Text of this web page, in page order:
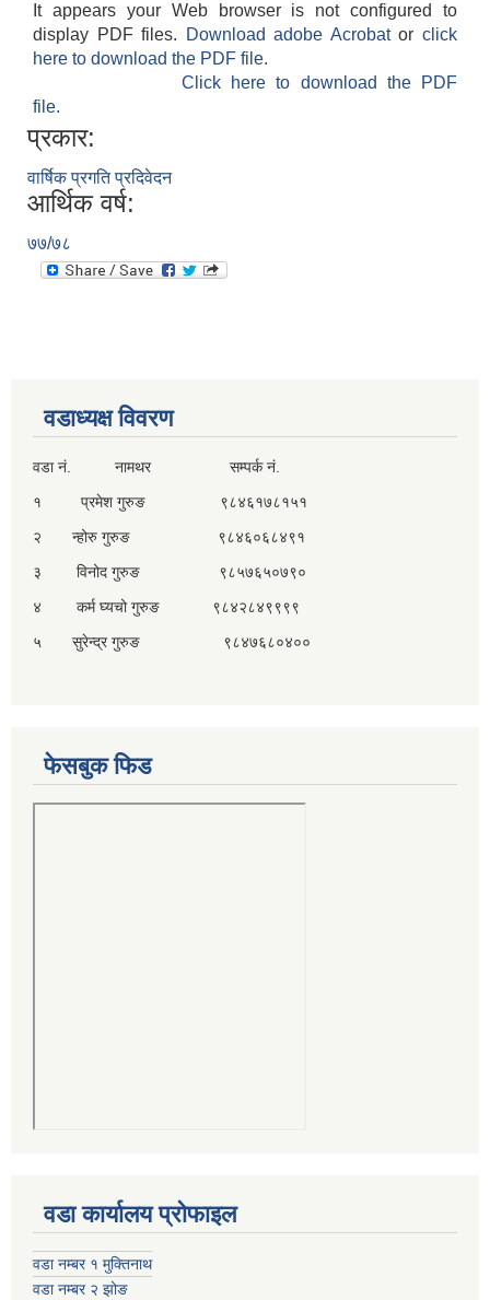
It appears your Web browser is not configured to
display PDF files.
Download adobe Acrobatorclick
here to download the PDF file.
Click here to download the PDF
file.
प्रकार:
वार्षिक प्रगति प्रदिवेदन
आर्थिक वर्ष:
७७/७८
वडाध्यक्ष विवरण
वडा नं. नामथर सम्पर्क नं.
१ प्रमेश गुरुङ ९८४६१७८१५१
२ न्होरु गुरुङ ९८४६०६८४९१
३ विनोद गुरुङ ९८५७६५०७९०
४ कर्म घ्यचो गुरुङ ९८४२८४९९९९
५ सुरेन्द्र गुरुङ ९८४७६८०४००
फेसबुक फिड
वडा कार्यालय प्रोफाइल
वडा नम्बर १ मुक्तिनाथ
वडा नम्बर २ झोङ